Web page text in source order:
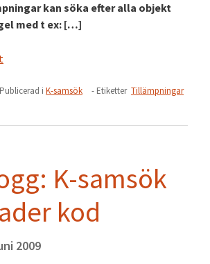
kan söka efter alla objekt
med t ex: […]
i K-samsök - Etiketter Tillämpningar
K-samsök
kod
2009